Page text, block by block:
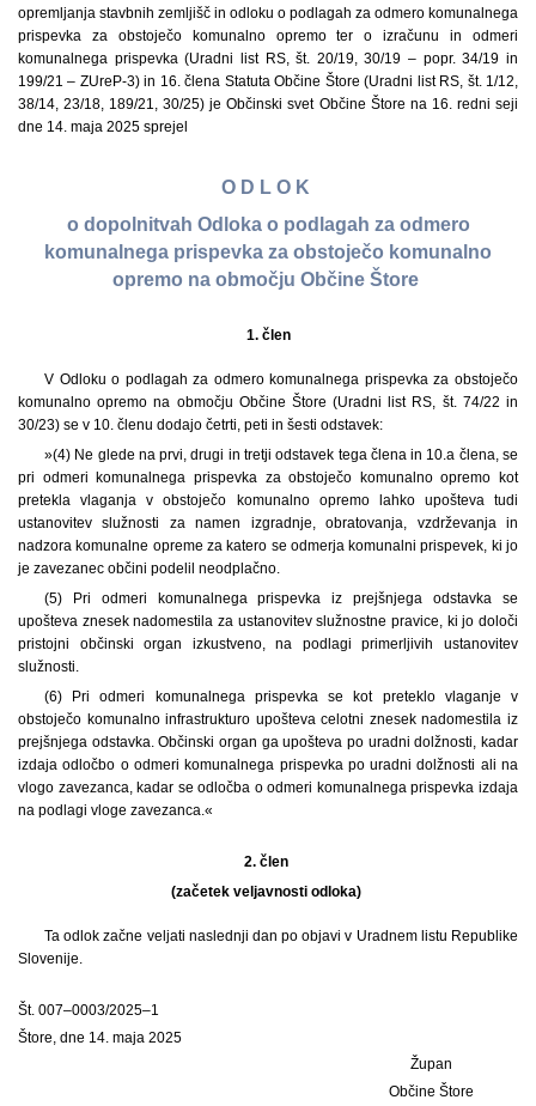
opremljanja stavbnih zemljišč in odloku o podlagah za odmero komunalnega
prispevka za obstoječo komunalno opremo ter o izračunu in odmeri
komunalnega prispevka (Uradni list RS, št. 20/19, 30/19 – popr. 34/19 in
199/21 – ZUreP-3) in 16. člena Statuta Občine Štore (Uradni list RS, št. 1/12,
38/14, 23/18, 189/21, 30/25) je Občinski svet Občine Štore na 16. redni seji
dne 14. maja 2025 sprejel
O D L O K
o dopolnitvah Odloka o podlagah za odmero
komunalnega prispevka za obstoječo komunalno
opremo na območju Občine Štore
1. člen
V Odloku o podlagah za odmero komunalnega prispevka za obstoječo
komunalno opremo na območju Občine Štore (Uradni list RS, št. 74/22 in
30/23) se v 10. členu dodajo četrti, peti in šesti odstavek:
»(4) Ne glede na prvi, drugi in tretji odstavek tega člena in 10.a člena, se
pri odmeri komunalnega prispevka za obstoječo komunalno opremo kot
pretekla vlaganja v obstoječo komunalno opremo lahko upošteva tudi
ustanovitev služnosti za namen izgradnje, obratovanja, vzdrževanja in
nadzora komunalne opreme za katero se odmerja komunalni prispevek, ki jo
je zavezanec občini podelil neodplačno.
(5) Pri odmeri komunalnega prispevka iz prejšnjega odstavka se
upošteva znesek nadomestila za ustanovitev služnostne pravice, ki jo določi
pristojni občinski organ izkustveno, na podlagi primerljivih ustanovitev
služnosti.
(6) Pri odmeri komunalnega prispevka se kot preteklo vlaganje v
obstoječo komunalno infrastrukturo upošteva celotni znesek nadomestila iz
prejšnjega odstavka. Občinski organ ga upošteva po uradni dolžnosti, kadar
izdaja odločbo o odmeri komunalnega prispevka po uradni dolžnosti ali na
vlogo zavezanca, kadar se odločba o odmeri komunalnega prispevka izdaja
na podlagi vloge zavezanca.«
2. člen
(začetek veljavnosti odloka)
Ta odlok začne veljati naslednji dan po objavi v Uradnem listu Republike
Slovenije.
Št. 007–0003/2025–1
Štore, dne 14. maja 2025
Župan
Občine Štore